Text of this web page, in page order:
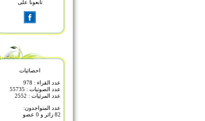
تابعونا على
احصائيات
عدد القراء : 978
عدد الصوتيات : 55735
عدد المرئيات : 2552
عدد المتواجدون:
82 زائر و 0 عضو